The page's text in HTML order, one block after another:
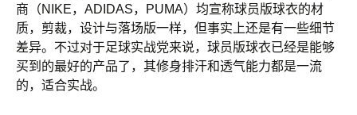
商（NIKE，ADIDAS，PUMA）均宣称球员版球衣的材
质，剪裁，设计与落场版一样，但事实上还是有一些细节
差异。不过对于足球实战党来说，球员版球衣已经是能够
买到的最好的产品了，其修身排汗和透气能力都是一流
的，适合实战。